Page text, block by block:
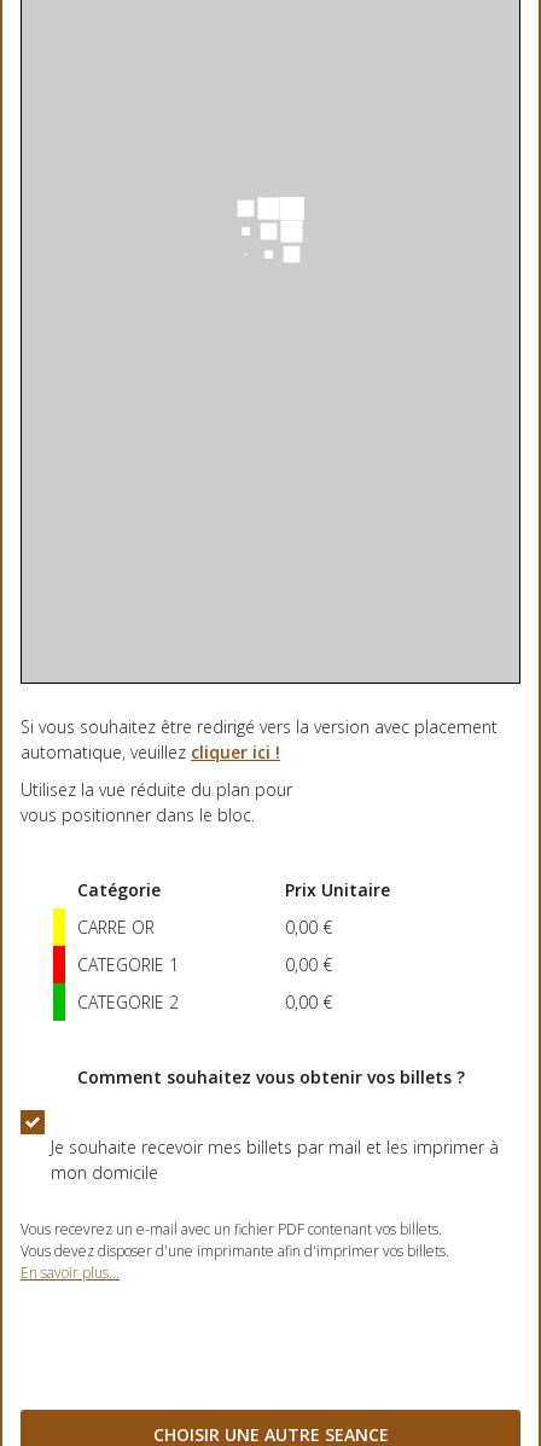
Si vous souhaitez être redirigé vers la version avec placement
automatique, veuillez cliquer ici !
Utilisez la vue réduite du plan pour
vous positionner dans le bloc.
Catégorie
Prix Unitaire
CARRE OR
0,00 €
CATEGORIE 1
0,00 €
CATEGORIE 2
0,00 €
Comment souhaitez vous obtenir vos billets ?
Je souhaite recevoir mes billets par mail et les imprimer à
mon domicile
Vous recevrez un e-mail avec un fichier PDF contenant vos billets.
Vous devez disposer d'une imprimante afin d'imprimer vos billets.
En savoir plus...